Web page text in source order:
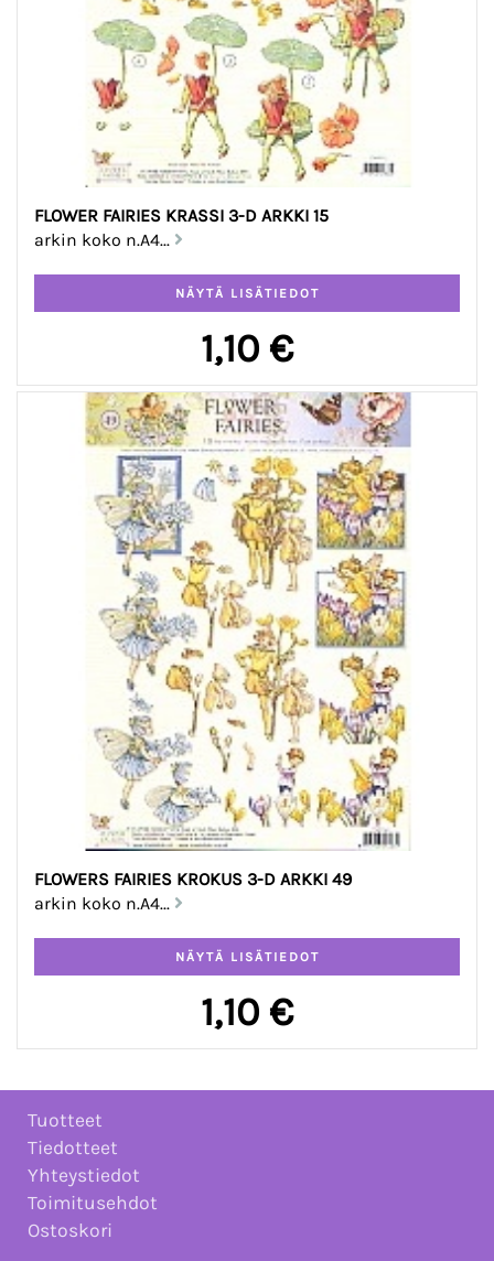
FLOWER FAIRIES KRASSI 3-D ARKKI 15
arkin koko n.A4...
1,10 €
FLOWERS FAIRIES KROKUS 3-D ARKKI 49
arkin koko n.A4...
1,10 €
Tuotteet
Tiedotteet
Yhteystiedot
Toimitusehdot
Ostoskori